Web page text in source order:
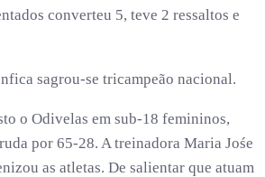
converteu 5, teve 2 ressaltos e
sagrou-se tricampeão nacional.
o Odivelas em sub-18 femininos,
por 65-28. A treinadora Maria Jośe
as atletas. De salientar que atuam